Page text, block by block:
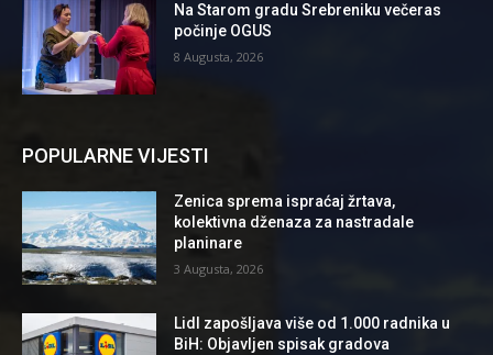
Na Starom gradu Srebreniku večeras
počinje OGUS
8 Augusta, 2026
POPULARNE VIJESTI
Zenica sprema ispraćaj žrtava,
kolektivna dženaza za nastradale
planinare
3 Augusta, 2026
Lidl zapošljava više od 1.000 radnika u
BiH: Objavljen spisak gradova